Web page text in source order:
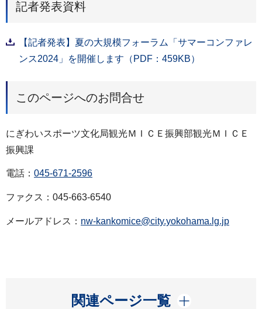
記者発表資料
【記者発表】夏の大規模フォーラム「サマーコンファレ
ンス2024」を開催します（PDF：459KB）
このページへのお問合せ
にぎわいスポーツ文化局観光ＭＩＣＥ振興部観光ＭＩＣＥ
振興課
電話： 045-671-2596
ファクス：045-663-6540
メールアドレス： nw-kankomice@city.yokohama.lg.jp
関連ページ一覧
開く